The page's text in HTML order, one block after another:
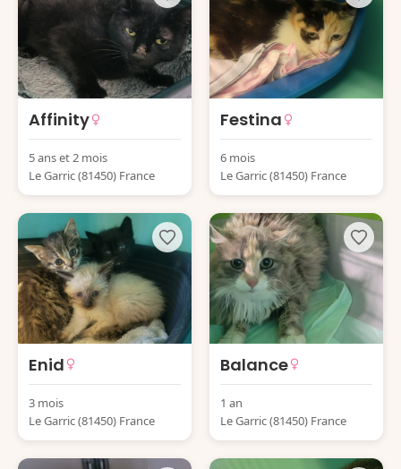
Affinity
5 ans et 2 mois
Le Garric (81450) France
Festina
6 mois
Le Garric (81450) France
Enid
3 mois
Le Garric (81450) France
Balance
1 an
Le Garric (81450) France